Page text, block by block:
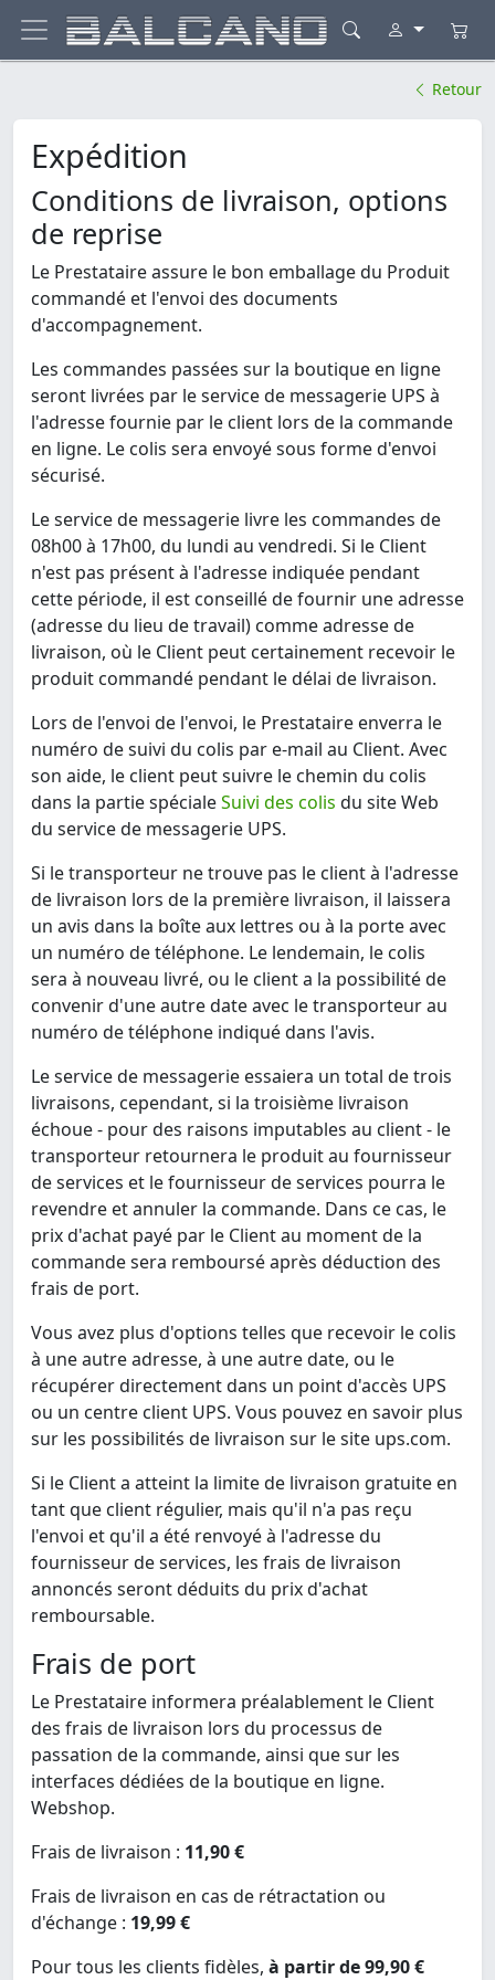
Retour
Expédition
Conditions de livraison, options
de reprise
Le Prestataire assure le bon emballage du Produit
commandé et l'envoi des documents
d'accompagnement.
Les commandes passées sur la boutique en ligne
seront livrées par le service de messagerie UPS à
l'adresse fournie par le client lors de la commande
en ligne. Le colis sera envoyé sous forme d'envoi
sécurisé.
Le service de messagerie livre les commandes de
08h00 à 17h00, du lundi au vendredi. Si le Client
n'est pas présent à l'adresse indiquée pendant
cette période, il est conseillé de fournir une adresse
(adresse du lieu de travail) comme adresse de
livraison, où le Client peut certainement recevoir le
produit commandé pendant le délai de livraison.
Lors de l'envoi de l'envoi, le Prestataire enverra le
numéro de suivi du colis par e-mail au Client. Avec
son aide, le client peut suivre le chemin du colis
dans la partie spécialeSuivi des colis du site Web
du service de messagerie UPS.
Si le transporteur ne trouve pas le client à l'adresse
de livraison lors de la première livraison, il laissera
un avis dans la boîte aux lettres ou à la porte avec
un numéro de téléphone. Le lendemain, le colis
sera à nouveau livré, ou le client a la possibilité de
convenir d'une autre date avec le transporteur au
numéro de téléphone indiqué dans l'avis.
Le service de messagerie essaiera un total de trois
livraisons, cependant, si la troisième livraison
échoue - pour des raisons imputables au client - le
transporteur retournera le produit au fournisseur
de services et le fournisseur de services pourra le
revendre et annuler la commande. Dans ce cas, le
prix d'achat payé par le Client au moment de la
commande sera remboursé après déduction des
frais de port.
Vous avez plus d'options telles que recevoir le colis
à une autre adresse, à une autre date, ou le
récupérer directement dans un point d'accès UPS
ou un centre client UPS. Vous pouvez en savoir plus
sur les possibilités de livraison sur le site ups.com.
Si le Client a atteint la limite de livraison gratuite en
tant que client régulier, mais qu'il n'a pas reçu
l'envoi et qu'il a été renvoyé à l'adresse du
fournisseur de services, les frais de livraison
annoncés seront déduits du prix d'achat
remboursable.
Frais de port
Le Prestataire informera préalablement le Client
des frais de livraison lors du processus de
passation de la commande, ainsi que sur les
interfaces dédiées de la boutique en ligne.
Webshop.
Frais de livraison : 11,90 €
Frais de livraison en cas de rétractation ou
d'échange : 19,99 €
Pour tous les clients fidèles, à partir de 99,90 €